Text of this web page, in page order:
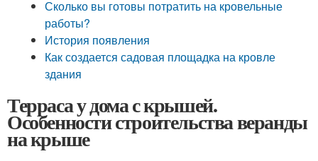
Сколько вы готовы потратить на кровельные
работы?
История появления
Как создается садовая площадка на кровле
здания
Терраса у дома с крышей.
Особенности строительства веранды
на крыше